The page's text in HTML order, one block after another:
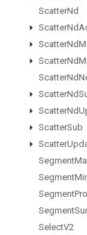
ScatterNd
ScatterNd
ScatterNd
ScatterNd
ScatterNd
ScatterNd
ScatterNd
ScatterSub
Scatter
Segment
Segment
Segment
Segment
SelectV2